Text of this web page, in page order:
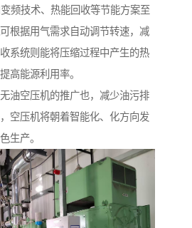
频技术、热能回收等节能方案至
根据用气需求自动调节转速，减
系统则能将压缩过程中产生的热
高能源利用率。
油空压机的推广也，减少油污排
空压机将朝着智能化、化方向发
生产。